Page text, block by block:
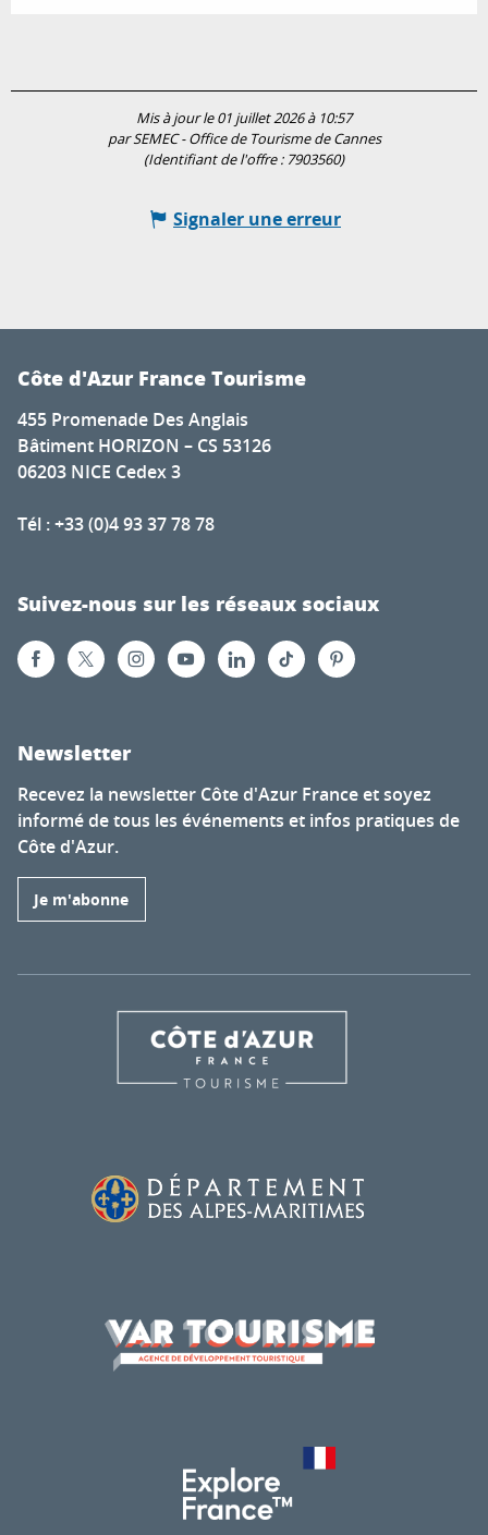
Mis à jour le 01 juillet 2026 à 10:57
par SEMEC - Office de Tourisme de Cannes
(Identifiant de l'offre : 7903560)
Signaler une erreur
Côte d'Azur France Tourisme
455 Promenade Des Anglais
Bâtiment HORIZON – CS 53126
06203 NICE Cedex 3
Tél : +33 (0)4 93 37 78 78
Suivez-nous sur les réseaux sociaux
Newsletter
Recevez la newsletter Côte d'Azur France et soyez
informé de tous les événements et infos pratiques de
Côte d'Azur.
Je m'abonne